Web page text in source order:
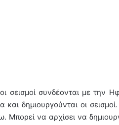
σεισμοί συνδέονται με την
και δημιουργούνται οι
Μπορεί να αρχίσει να